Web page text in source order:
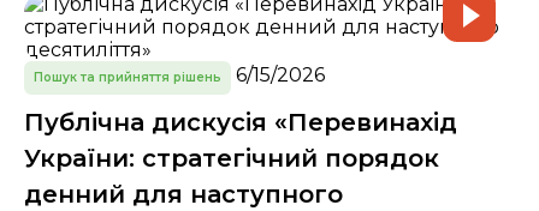
Пошук та прийняття рішень 6/15/2026
Публічна дискусія «Перевинахід
України: стратегічний порядок
денний для наступного